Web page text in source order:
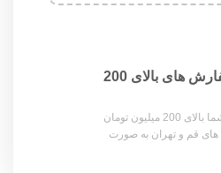
ارسال رایگان برای سفارش های بالای 200
چنان چه جمع صورت حساب شما بالای 200 میلیون تومان
های قم و تهران به صورت